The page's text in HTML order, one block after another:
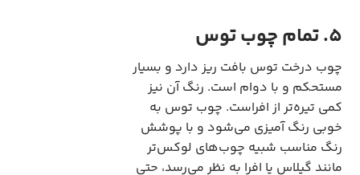
5. تمام چوب توس
چوب درخت توس بافت ریز دارد و بسیار
مستحکم و با دوام است. رنگ آن نیز
کمی تیره‌تر از افراست. چوب توس به
خوبی رنگ آمیزی می‌شود و با پوشش
رنگ مناسب شبیه چوب‌های لوکس‌تر
مانند گیلاس یا افرا به نظر می‌رسد، حتی